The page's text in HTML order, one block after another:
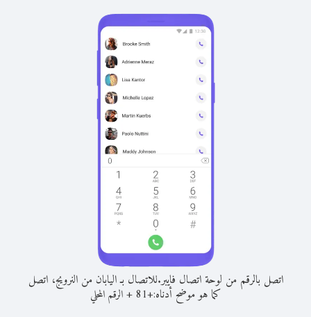
اتصل بالرقم من لوحة اتصال فايبر.للاتصال بـ اليابان من النرويج، اتصل
كما هو موضح أدناه:+
81
+الرقم المحلي